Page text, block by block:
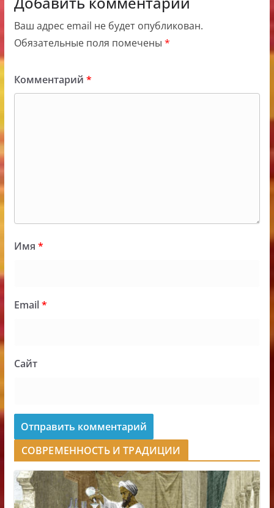
Ваш адрес email не будет опубликован.
Обязательные поля помечены *
Комментарий *
Имя *
Email*
Сайт
СОВРЕМЕННОСТЬ И ТРАДИЦИИ